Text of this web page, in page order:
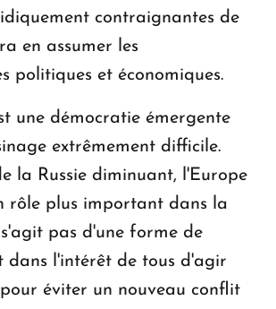
contraignantes de
en assumer les
politiques et économiques.
une démocratie émergente
extrêmement difficile.
la Russie diminuant, l'Europe
rôle plus important dans la
pas d'une forme de
dans l'intérêt de tous d'agir
éviter un nouveau conflit